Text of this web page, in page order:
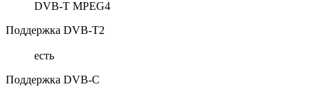
DVB-T MPEG4
Поддержка DVB-T2
есть
Поддержка DVB-C